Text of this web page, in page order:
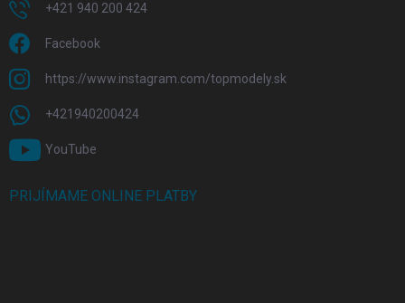
+421 940 200 424
Facebook
https://www.instagram.com/topmodely.sk
+421940200424
YouTube
PRIJÍMAME ONLINE PLATBY